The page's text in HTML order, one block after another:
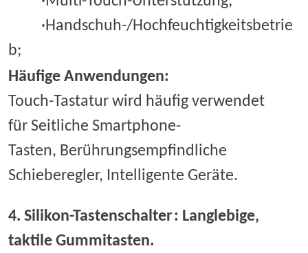
·Handschuh-/Hochfeuchtigkeitsbetrie
b;
Häufige Anwendungen:
Touch-Tastatur wird häufig verwendet
für Seitliche Smartphone-
Tasten, Berührungsempfindliche
Schieberegler, Intelligente Geräte.
4. Silikon-Tastenschalter: Langlebige,
taktile Gummitasten.